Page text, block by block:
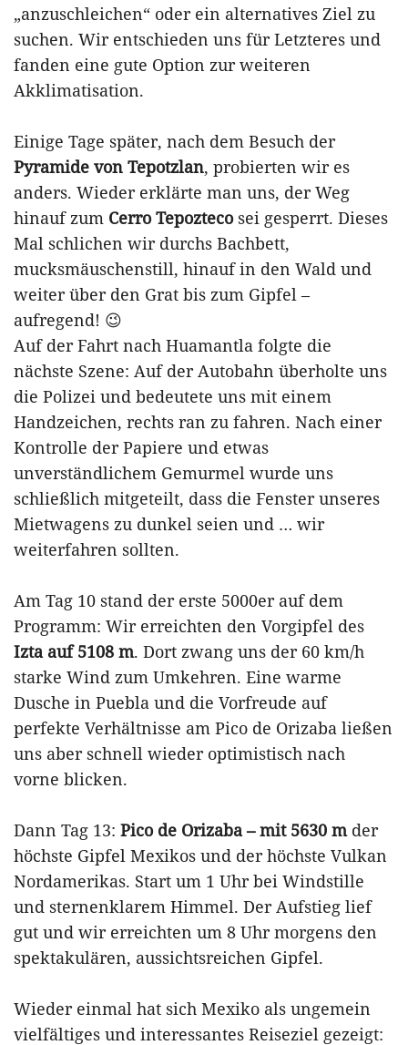
„anzuschleichen“ oder ein alternatives Ziel zu
suchen. Wir entschieden uns für Letzteres und
fanden eine gute Option zur weiteren
Akklimatisation.
Einige Tage später, nach dem Besuch der
Pyramide von Tepotzlan, probierten wir es
anders. Wieder erklärte man uns, der Weg
hinauf zum Cerro Tepoztecosei gesperrt. Dieses
Mal schlichen wir durchs Bachbett,
mucksmäuschenstill, hinauf in den Wald und
weiter über den Grat bis zum Gipfel –
aufregend! 😉
Auf der Fahrt nach Huamantla folgte die
nächste Szene: Auf der Autobahn überholte uns
die Polizei und bedeutete uns mit einem
Handzeichen, rechts ran zu fahren. Nach einer
Kontrolle der Papiere und etwas
unverständlichem Gemurmel wurde uns
schließlich mitgeteilt, dass die Fenster unseres
Mietwagens zu dunkel seien und … wir
weiterfahren sollten.
Am Tag 10 stand der erste 5000er auf dem
Programm: Wir erreichten den Vorgipfel des
Izta auf 5108 m. Dort zwang uns der 60 km/h
starke Wind zum Umkehren. Eine warme
Dusche in Puebla und die Vorfreude auf
perfekte Verhältnisse am Pico de Orizaba ließen
uns aber schnell wieder optimistisch nach
vorne blicken.
Dann Tag 13: Pico de Orizaba – mit 5630 mder
höchste Gipfel Mexikos und der höchste Vulkan
Nordamerikas. Start um 1 Uhr bei Windstille
und sternenklarem Himmel. Der Aufstieg lief
gut und wir erreichten um 8 Uhr morgens den
spektakulären, aussichtsreichen Gipfel.
Wieder einmal hat sich Mexiko als ungemein
vielfältiges und interessantes Reiseziel gezeigt: